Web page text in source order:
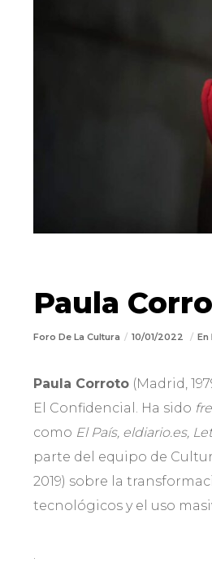
Paula
Foro De La Cultura 10/01/2022 En
Paula Corroto (Madrid,
El Confidencial. Ha sido
como El País, eldiario.es,
parte del equipo de
2019) sobre la
tecnológicos y el uso
.